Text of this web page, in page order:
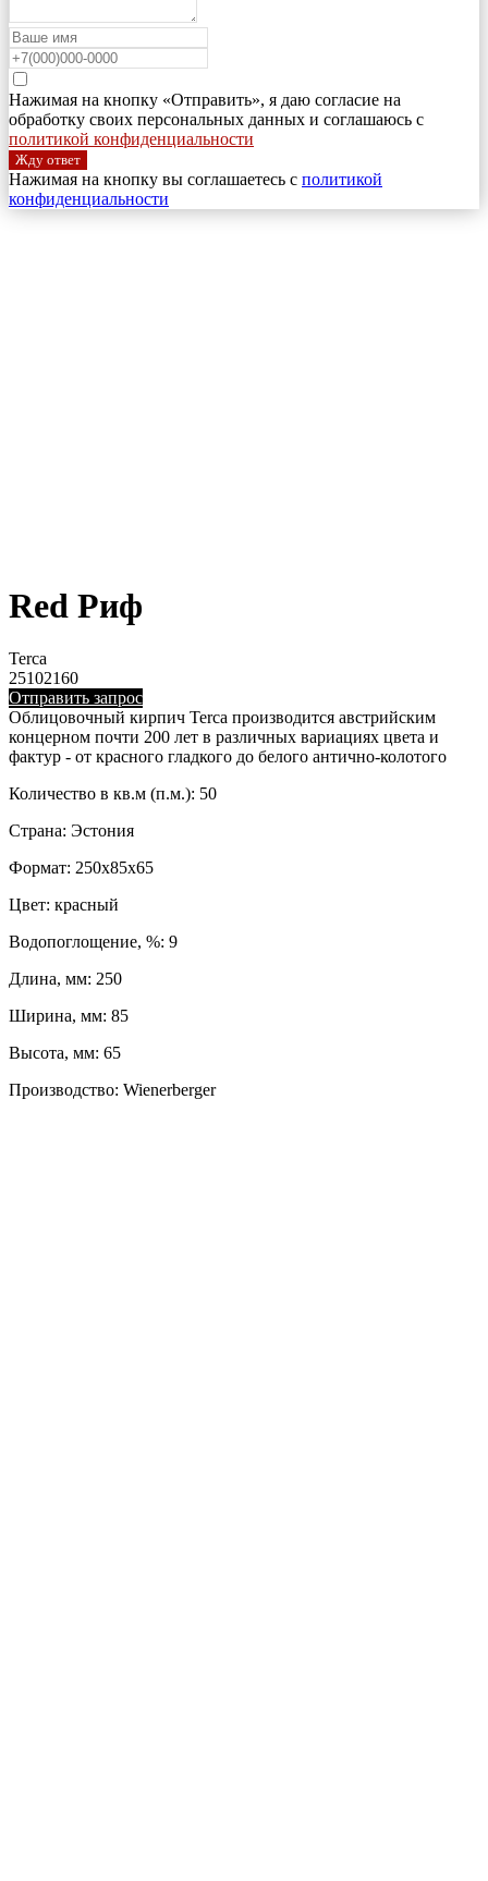
Нажимая на кнопку «Отправить», я даю согласие на
обработку своих персональных данных и соглашаюсь с
политикой конфиденциальности
Жду ответ
Нажимая на кнопку вы соглашаетесь с политикой
конфиденциальности
Red Риф
Terca
25102160
Отправить запрос
Облицовочный кирпич Terca производится австрийским
концерном почти 200 лет в различных вариациях цвета и
фактур - от красного гладкого до белого антично-колотого
Количество в кв.м (п.м.): 50
Страна: Эстония
Формат: 250x85x65
Цвет: красный
Водопоглощение, %: 9
Длина, мм: 250
Ширина, мм: 85
Высота, мм: 65
Производство: Wienerberger